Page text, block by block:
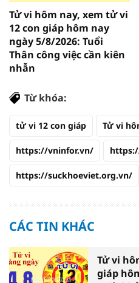
Tử vi hôm nay, xem tử vi
12 con giáp hôm nay
ngày 5/8/2026: Tuổi
Thân công việc cần kiên
nhẫn
Từ khóa:
tử vi 12 con giáp Tử vi
https://vninfor.vn/
https://suckhoeviet.org.vn/
CÁC TIN KHÁC
Tử vi
giáp